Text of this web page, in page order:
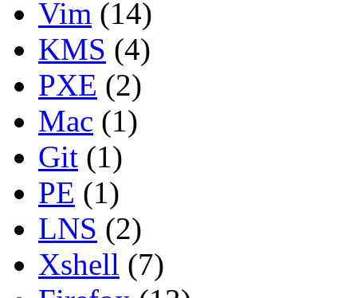
Vim (14)
KMS (4)
PXE (2)
Mac (1)
Git (1)
PE (1)
LNS (2)
Xshell (7)